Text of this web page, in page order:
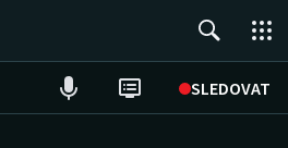
SLEDOVAT